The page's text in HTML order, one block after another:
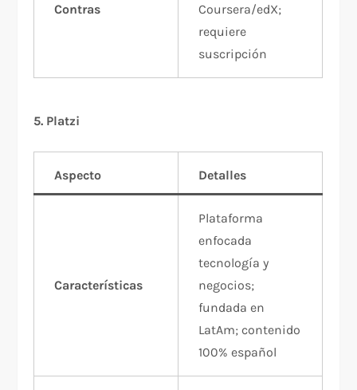
Contras
Coursera/edX;
requiere
suscripción
5. Platzi
Aspecto Detalles
Características
Plataforma
enfocada
tecnología y
negocios;
fundada en
LatAm; contenido
100% español